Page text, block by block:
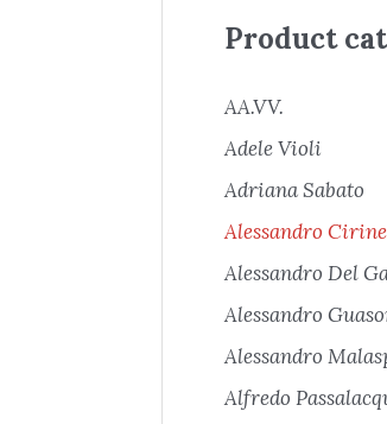
Product
AA.VV.
Adele Violi
Adriana Sabato
Alessandro
Alessandro Del
Alessandro
Alessandro
Alfredo